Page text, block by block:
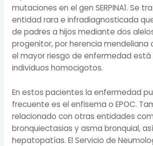
mutaciones en el gen SERPINA1. Se
entidad rara e infradiagnosticada
de padres a hijos mediante dos
progenitor, por herencia mendeliana
el mayor riesgo de enfermedad está
individuos homocigotos.
En estos pacientes la enfermedad
frecuente es el enfisema o EPOC.
relacionado con otras entidades
bronquiectasias y asma bronquial,
hepatopatías. El Servicio de